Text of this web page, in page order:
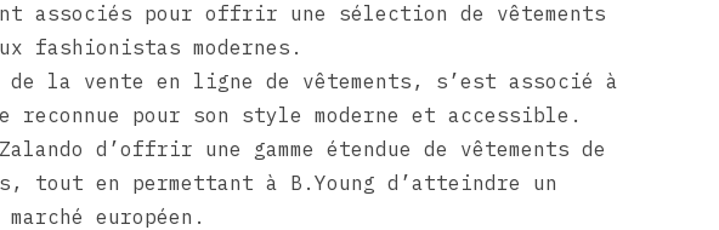
associés pour offrir une sélection de vêtements
fashionistas modernes.
de la vente en ligne de vêtements, s’est associé à
reconnue pour son style moderne et accessible.
d’offrir une gamme étendue de vêtements de
en permettant à B.Young d’atteindre un
européen.